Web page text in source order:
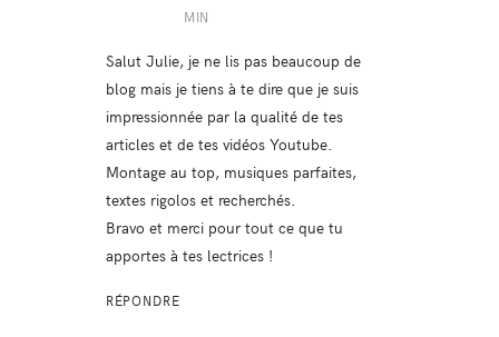
MIN
Salut Julie, je ne lis pas beaucoup de
blog mais je tiens à te dire que je suis
impressionnée par la qualité de tes
articles et de tes vidéos Youtube.
Montage au top, musiques parfaites,
textes rigolos et recherchés.
Bravo et merci pour tout ce que tu
apportes à tes lectrices !
RÉPONDRE